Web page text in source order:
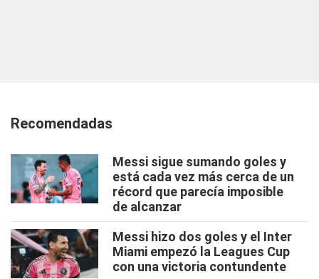
Recomendadas
Messi sigue sumando goles y
está cada vez más cerca de un
récord que parecía imposible
de alcanzar
Messi hizo dos goles y el Inter
Miami empezó la Leagues Cup
con una victoria contundente